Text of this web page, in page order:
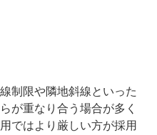
制限や隣地斜線といった
が重なり合う場合が多く
ではより厳しい方が採用